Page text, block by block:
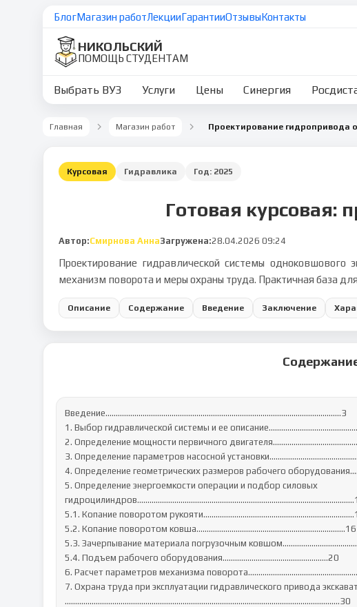
БлогМагазин работЛекцииГарантииОтзывыКонтакты
НИКОЛЬСКИЙ
ПОМОЩЬ СТУДЕНТАМ
Выбрать ВУЗ Услуги Цены Синергия
Главная Магазин работ Проектирование гидропривода
Курсовая Гидравлика Год: 2025
Готовая курсовая:
Автор:Смирнова АннаЗагружена:28.04.2026 09:24
Проектирование гидравлической системы одноковшового
механизм поворота и меры охраны труда. Практичная база
Описание Содержание Введение Заключение
Введение..................................................................................................................3
1. Выбор гидравлической системы и ее
2. Определение мощности первичного
3. Определение параметров насосной
4. Определение геометрических размеров рабочего
5. Определение энергоемкости операции и подбор силовых
5.1. Копание поворотом
5.2. Копание поворотом ковша…………............................................................16
5.3. Зачерпывание материала погрузочным
5.4. Подъем рабочего оборудования…………………………………………...20
6. Расчет параметров механизма
7. Охрана труда при эксплуатации гидравлического привода
.....................................................................................................................................30